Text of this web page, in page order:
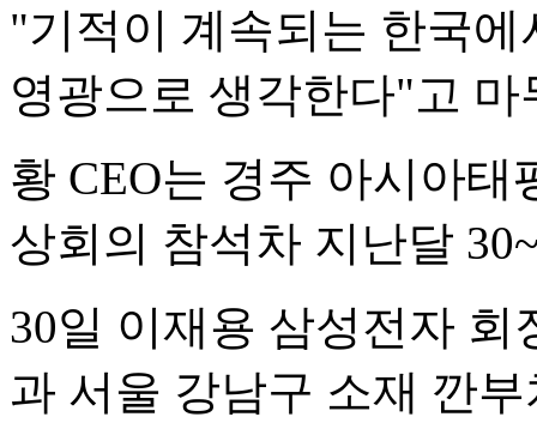
"기적이 계속되는 한국
영광으로 생각한다"고 마
황 CEO는 경주 아시아태
상회의 참석차 지난달
30일 이재용 삼성전자
과 서울 강남구 소재 깐